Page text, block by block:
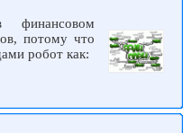
финансовом
потому что
робот как: